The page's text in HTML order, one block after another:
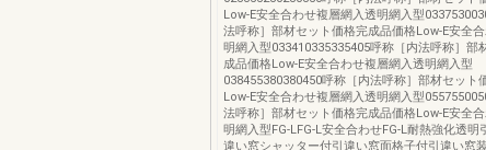
Low-E安全合わせ複層網入透明網入型
法呼称］部材セット価格完成品価格Low-E安全
明網入型033410335335405呼称［内法呼称］部
成品価格Low-E安全合わせ複層網入透明網入型
038455380380450呼称［内法呼称］部材セット
Low-E安全合わせ複層網入透明網入型
法呼称］部材セット価格完成品価格Low-E安全
明網入型FG-LFG-L安全合わせFG-L耐熱強化透明
違い窓シャッター付引違い窓面格子付引違い窓